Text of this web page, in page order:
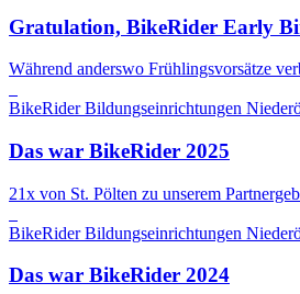
Gratulation, BikeRider Early
Während anderswo Frühlingsvorsätze
BikeRider Bildungseinrichtungen
Das war BikeRider 2025
21x von St. Pölten zu unserem
BikeRider Bildungseinrichtungen
Das war BikeRider 2024